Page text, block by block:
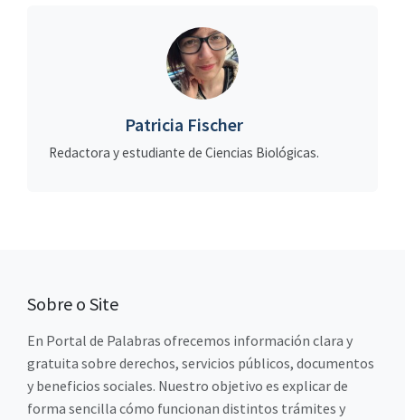
Patricia Fischer
Redactora y estudiante de Ciencias Biológicas.
Sobre o Site
En Portal de Palabras ofrecemos información clara y
gratuita sobre derechos, servicios públicos, documentos
y beneficios sociales. Nuestro objetivo es explicar de
forma sencilla cómo funcionan distintos trámites y